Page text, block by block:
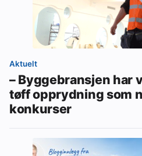
Aktuelt
– Byggebransjen har
tøff opprydning som
konkurser